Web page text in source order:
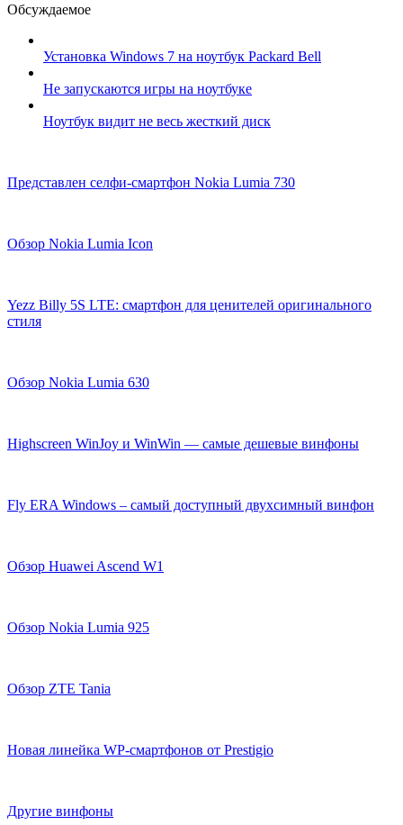
Обсуждаемое
Установка Windows 7 на ноутбук Packard Bell
Не запускаются игры на ноутбуке
Ноутбук видит не весь жесткий диск
Представлен селфи-смартфон Nokia Lumia 730
Обзор Nokia Lumia Icon
Yezz Billy 5S LTE: смартфон для ценителей оригинального
стиля
Обзор Nokia Lumia 630
Highscreen WinJoy и WinWin — самые дешевые винфоны
Fly ERA Windows – самый доступный двухсимный винфон
Обзор Huawei Ascend W1
Обзор Nokia Lumia 925
Обзор ZTE Tania
Новая линейка WP-смартфонов от Prestigio
Другие винфоны